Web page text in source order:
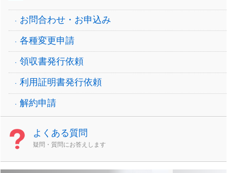
お問合わせ・お申込み
各種変更申請
領収書発行依頼
利用証明書発行依頼
解約申請
よくある質問
疑問・質問にお答えします